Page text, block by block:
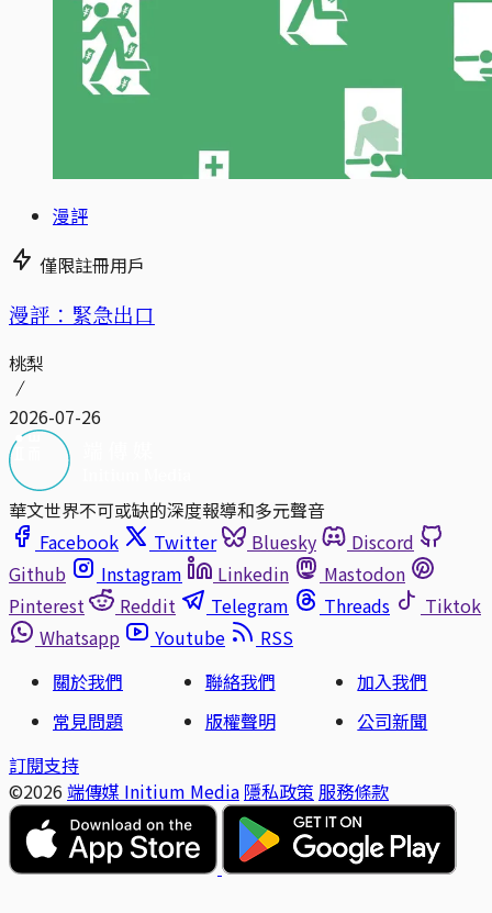
漫評
僅限註冊用戶
漫評：緊急出口
桃梨
2026-07-26
華文世界不可或缺的深度報導和多元聲音
Facebook
Twitter Bluesky
Discord
Github
Instagram Linkedin
Mastodon
Pinterest
Reddit Telegram Threads
Tiktok
Whatsapp
Youtube
RSS
關於我們
聯絡我們
加入我們
常見問題
版權聲明
公司新聞
訂閱支持
©2026 端傳媒 Initium Media 隱私政策 服務條款